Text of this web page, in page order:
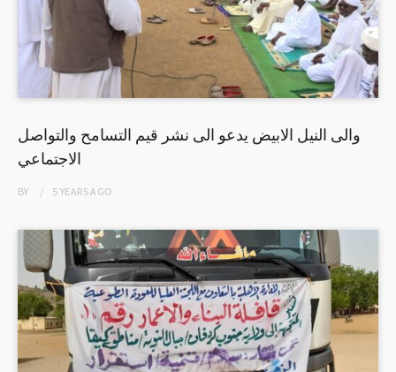
والى النيل الابيض يدعو الى نشر قيم التسامح والتواصل
الاجتماعي
BY 5 YEARSAGO